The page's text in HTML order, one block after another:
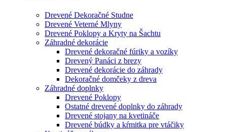
Drevené Dekoračné Studne
Drevené Veterné Mlyny
Drevené Poklopy a Kryty na Šachtu
Záhradné dekorácie
Drevené dekoračné fúriky a vozíky
Drevený Panáci z brezy
Drevené dekorácie do záhrady
Dekoračné domčeky z dreva
Záhradné doplnky
Drevené Poklopy
Ostatné drevené doplnky do záhrady
Drevené stojany na kvetináče
Drevené búdky a kŕmitka pre vtáčiky